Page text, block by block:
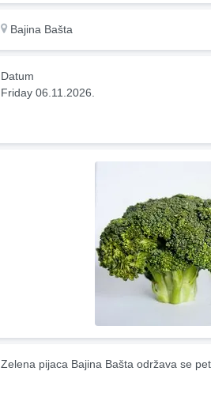
Bajina Bašta
Datum
Friday 06.11.2026.
Zelena pijaca Bajina Bašta održava se